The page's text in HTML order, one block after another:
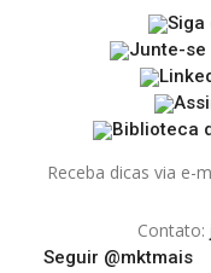
Receba dicas via e-
Contato:
Seguir @mktmais